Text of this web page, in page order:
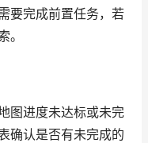
要完成前置任务，若
。
图进度未达标或未完
确认是否有未完成的